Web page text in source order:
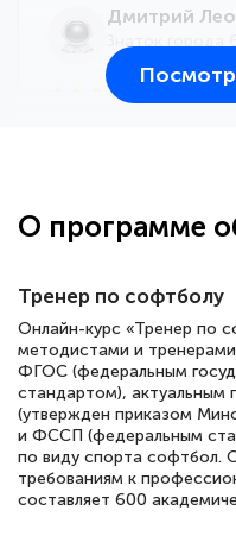
Дмитрий
большое
сдачи итоговой
Елена
Знаток города
18 марта
О программе
Тренер по софтболу
Онлайн-курс «Тренер по
методистами и
ФГОС (федеральным
стандартом),
(утвержден приказом
и ФССП (федеральным
по виду спорта софтбол.
требованиям к
составляет 600